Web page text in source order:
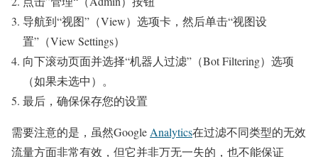
导航到“视图”（View）选项卡，然后单击“视图设
置”（View Settings）
向下滚动页面并选择“机器人过滤”（Bot Filtering）选项
（如果未选中）。
最后，确保保存您的设置
需要注意的是，虽然Google Analytics在过滤不同类型的无效
流量方面非常有效，但它并非万无一失的，也不能保证